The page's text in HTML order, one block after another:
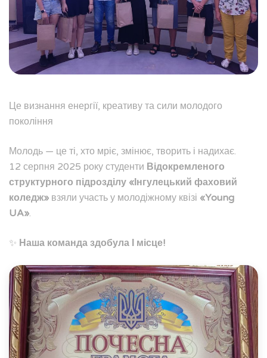
Це визнання енергії, креативу та сили молодого
покоління
Молодь — це ті, хто мріє, змінює, творить і надихає.
12 серпня 2025 року студенти Відокремленого
структурного підрозділу «Інгулецький фаховий
коледж» взяли участь у молодіжному квізі «Young
UA».
✨ Наша команда здобула І місце!